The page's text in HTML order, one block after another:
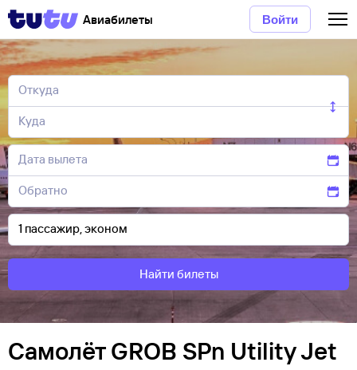
Авиабилеты Войти
Найти билеты
Самолёт GROB SPn Utility Jet